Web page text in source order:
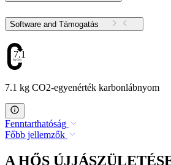
Software and Támogatás
7.1
7.1 kg CO2-egyenérték karbonlábnyom
Fenntarthatóság
Főbb jellemzők
A HŐS